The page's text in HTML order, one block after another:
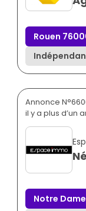
Rouen
Annonce
il y a plus d’un
Notre